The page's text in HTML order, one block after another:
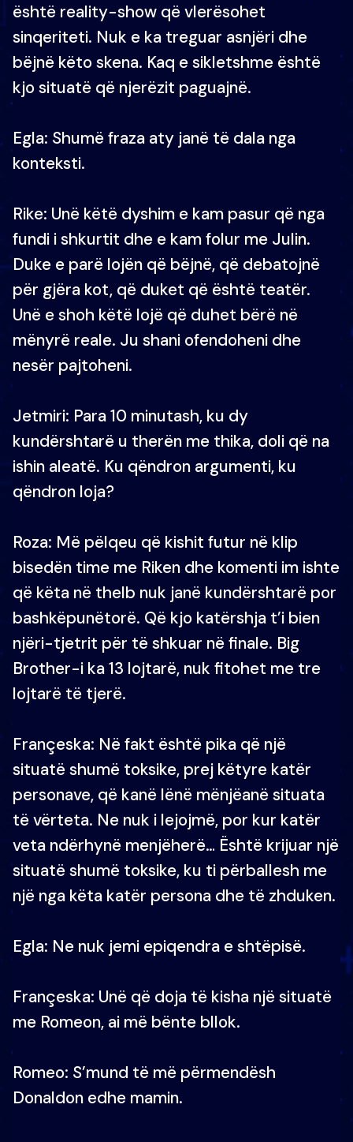
është reality-show që vlerësohet
sinqeriteti. Nuk e ka treguar asnjëri dhe
bëjnë këto skena. Kaq e sikletshme është
kjo situatë që njerëzit paguajnë.
Egla: Shumë fraza aty janë të dala nga
konteksti.
Rike: Unë këtë dyshim e kam pasur që nga
fundi i shkurtit dhe e kam folur me Julin.
Duke e parë lojën që bëjnë, që debatojnë
për gjëra kot, që duket që është teatër.
Unë e shoh këtë lojë që duhet bërë në
mënyrë reale. Ju shani ofendoheni dhe
nesër pajtoheni.
Jetmiri: Para 10 minutash, ku dy
kundërshtarë u therën me thika, doli që na
ishin aleatë. Ku qëndron argumenti, ku
qëndron loja?
Roza: Më pëlqeu që kishit futur në klip
bisedën time me Riken dhe komenti im ishte
që këta në thelb nuk janë kundërshtarë por
bashkëpunëtorë. Që kjo katërshja t’i bien
njëri-tjetrit për të shkuar në finale. Big
Brother-i ka 13 lojtarë, nuk fitohet me tre
lojtarë të tjerë.
Françeska: Në fakt është pika që një
situatë shumë toksike, prej këtyre katër
personave, që kanë lënë mënjëanë situata
të vërteta. Ne nuk i lejojmë, por kur katër
veta ndërhynë menjëherë… Është krijuar një
situatë shumë toksike, ku ti përballesh me
një nga këta katër persona dhe të zhduken.
Egla: Ne nuk jemi epiqendra e shtëpisë.
Françeska: Unë që doja të kisha një situatë
me Romeon, ai më bënte bllok.
Romeo: S’mund të më përmendësh
Donaldon edhe mamin.